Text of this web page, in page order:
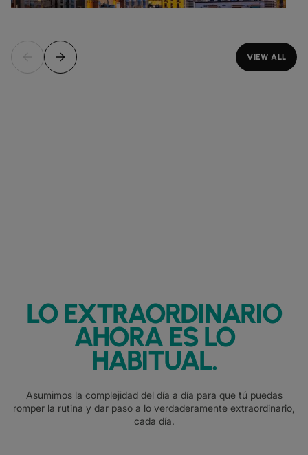
VIEW ALL
LO EXTRAORDINARIO
AHORA ES LO
HABITUAL.
Asumimos la complejidad del día a día para que tú puedas
romper la rutina y dar paso a lo verdaderamente extraordinario,
cada día.